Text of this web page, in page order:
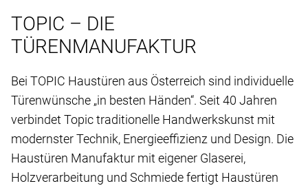
TOPIC – DIE
TÜRENMANUFAKTUR
Bei TOPIC Haustüren aus Österreich sind individuelle
Türenwünsche „in besten Händen“. Seit 40 Jahren
verbindet Topic traditionelle Handwerkskunst mit
modernster Technik, Energieeffizienz und Design. Die
Haustüren Manufaktur mit eigener Glaserei,
Holzverarbeitung und Schmiede fertigt Haustüren